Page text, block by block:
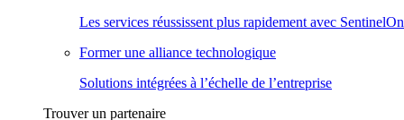
Les services réussissent plus rapidement avec
Former une alliance technologique
Solutions intégrées à l’échelle de l’entreprise
Trouver un partenaire